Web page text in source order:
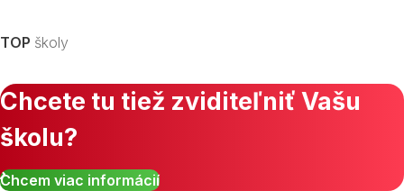
Zobraziť všetky študijné odbory »
TOP školy
Chcete tu tiež zviditeľniť Vašu
školu?
Chcem viac informácií